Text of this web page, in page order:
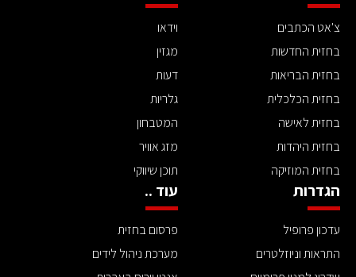
צ'אט הכתבים
בחזית החדשות
בחזית הבריאות
בחזית הכלכלית
בחזית לאישה
בחזית היהדות
בחזית המוזיקה
וידאו
מגזין
דעות
גלריות
המטבחון
מזג אוויר
תוכן שיווקי
הגדרות
עדכון פרופיל
התראות וניוזלטרים
עוד ..
פרסום בחזית
מערכת ניהול לידים